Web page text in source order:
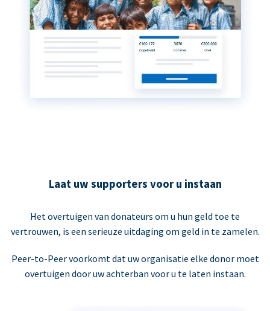
Laat uw supporters voor u instaan
Het overtuigen van donateurs om u hun geld toe te
vertrouwen, is een serieuze uitdaging om geld in te zamelen.
Peer-to-Peer voorkomt dat uw organisatie elke donor moet
overtuigen door uw achterban voor u te laten instaan.